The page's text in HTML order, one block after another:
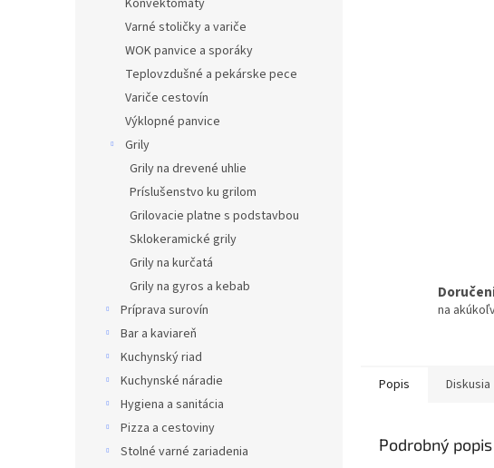
Konvektomaty
Varné stoličky a variče
WOK panvice a sporáky
Teplovzdušné a pekárske pece
Variče cestovín
Výklopné panvice
Grily
Grily na drevené uhlie
Príslušenstvo ku grilom
Grilovacie platne s podstavbou
Sklokeramické grily
Grily na kurčatá
Grily na gyros a kebab
Príprava surovín
Bar a kaviareň
Kuchynský riad
Kuchynské náradie
Hygiena a sanitácia
Pizza a cestoviny
Stolné varné zariadenia
na
Popis Diskusia
Podrobný popis